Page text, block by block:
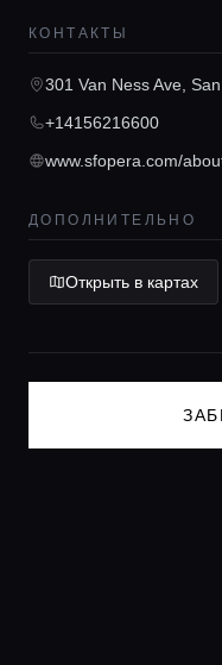
КОНТАКТЫ
301 Van Ness Ave,
+14156216600
www.sfopera.com/
ДОПОЛНИТЕЛЬНО
Открыть в картах